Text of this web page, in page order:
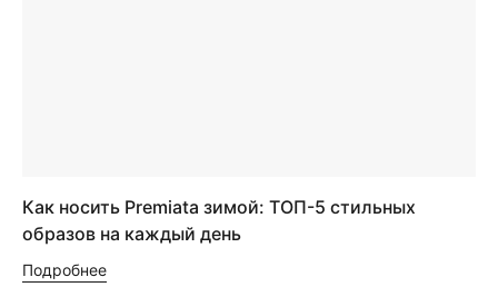
Как носить Premiata зимой: ТОП-5 стильных
образов на каждый день
Подробнее